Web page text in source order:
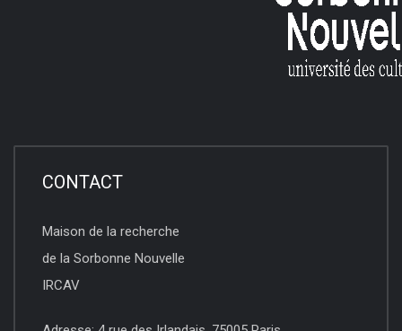
CONTACT
Maison de la recherche
de la Sorbonne Nouvelle
IRCAV